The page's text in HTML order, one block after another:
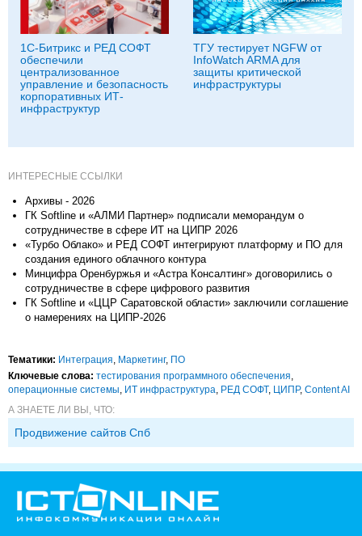
1С-Битрикс и РЕД СОФТ
обеспечили
централизованное
управление и безопасность
корпоративных ИТ-
инфраструктур
ТГУ тестирует NGFW от
InfoWatch ARMA для
защиты критической
инфраструктуры
ИНТЕРЕСНЫЕ ССЫЛКИ
Архивы - 2026
ГК Softline и «АЛМИ Партнер» подписали меморандум о
сотрудничестве в сфере ИТ на ЦИПР 2026
«Турбо Облако» и РЕД СОФТ интегрируют платформу и ПО для
создания единого облачного контура
Минцифра Оренбуржья и «Астра Консалтинг» договорились о
сотрудничестве в сфере цифрового развития
ГК Softline и «ЦЦР Саратовской области» заключили соглашение
о намерениях на ЦИПР-2026
Тематики: Интеграция, Маркетинг, ПО
Ключевые слова: тестирования программного обеспечения,
операционные системы, ИТ инфраструктура, РЕД СОФТ, ЦИПР, Content AI
А ЗНАЕТЕ ЛИ ВЫ, ЧТО:
Продвижение сайтов Спб